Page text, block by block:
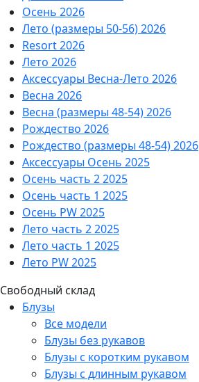
Осень 2026
Лето (размеры 50-56) 2026
Resort 2026
Лето 2026
Аксессуары Весна-Лето 2026
Весна 2026
Весна (размеры 48-54) 2026
Рождество 2026
Рождество (размеры 48-54) 2026
Аксессуары Осень 2025
Осень часть 2 2025
Осень часть 1 2025
Осень PW 2025
Лето часть 2 2025
Лето часть 1 2025
Лето PW 2025
Свободный склад
Блузы
Все модели
Блузы без рукавов
Блузы с коротким рукавом
Блузы с длинным рукавом